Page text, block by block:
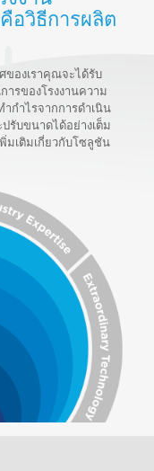
อวิธีการผลิต
ของเราคุณจะได้รับ
รของโรงงานความ
กำไรจากการดำเนิน
รับขนาดได้อย่างเต็ม
มเติมเกี่ยวกับโซลูชัน